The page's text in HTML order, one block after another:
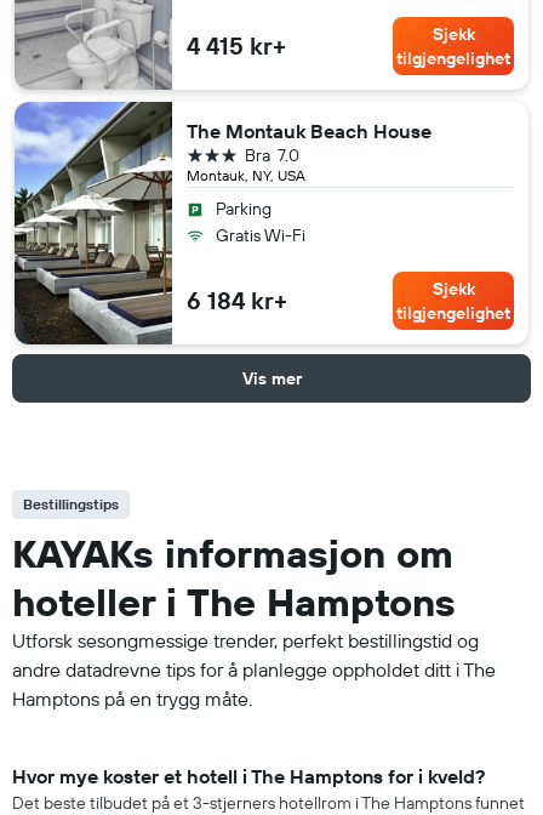
4 415 kr+
Sjekk
tilgjengelighet
The Montauk Beach House
Montauk, NY, USA
7.0
Bra
3 stjerner
Parking
Gratis Wi-Fi
6 184 kr+
Sjekk
tilgjengelighet
Vis mer
Bestillingstips
KAYAKs informasjon om
hoteller i The Hamptons
Utforsk sesongmessige trender, perfekt bestillingstid og
andre datadrevne tips for å planlegge oppholdet ditt i The
Hamptons på en trygg måte.
Hvor mye koster et hotell i The Hamptons for i kveld?
Det beste tilbudet på et 3-stjerners hotellrom i The Hamptons funnet